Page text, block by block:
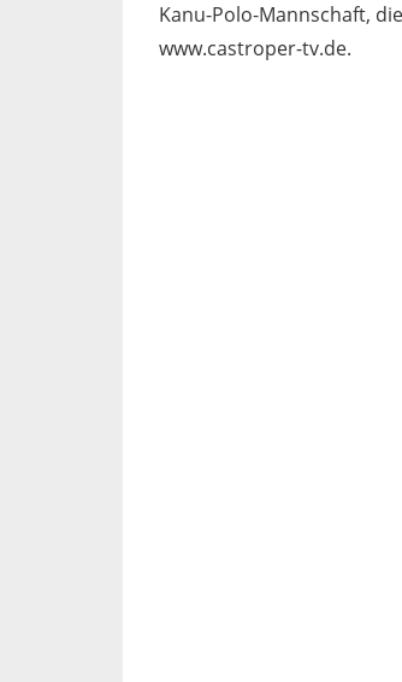
Kanu-Polo-Mannschaft,
www.castroper-tv.de.